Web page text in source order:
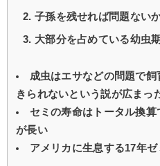
子孫を残せれば問題ない
大部分を占めている幼虫
成虫はエサなどの問題で
きられないという説が広まっ
セミの寿命はトータル換
が長い
アメリカに生息する17年